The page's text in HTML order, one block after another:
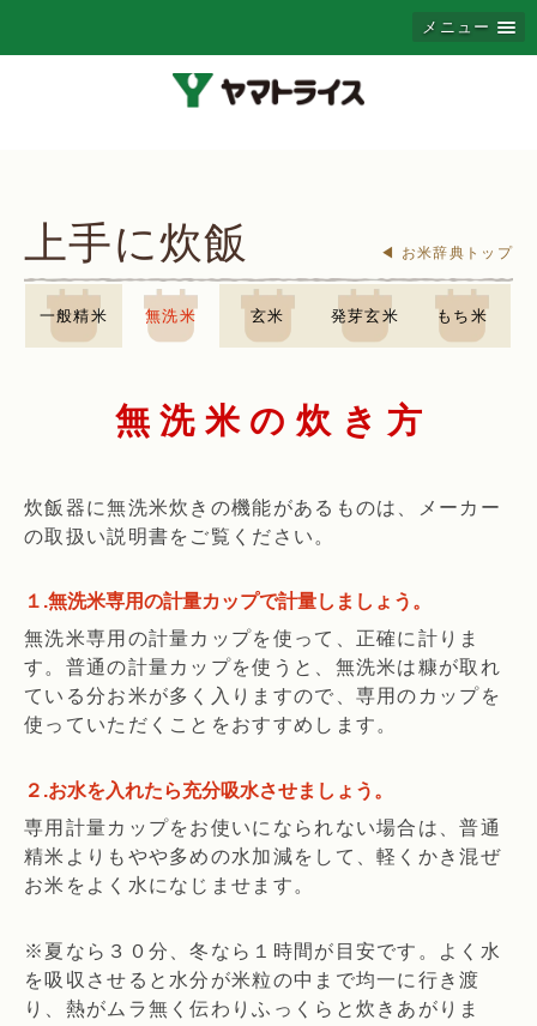
メニュー
上手に炊飯 ◀ お米辞典トップ
一般精米 無洗米 玄米 発芽玄米 もち米
無洗米の炊き方
炊飯器に無洗米炊きの機能があるものは、メーカー
の取扱い説明書をご覧ください。
１.無洗米専用の計量カップで計量しましょう。
無洗米専用の計量カップを使って、正確に計りま
す。普通の計量カップを使うと、無洗米は糠が取れ
ている分お米が多く入りますので、専用のカップを
使っていただくことをおすすめします。
２.お水を入れたら充分吸水させましょう。
専用計量カップをお使いになられない場合は、普通
精米よりもやや多めの水加減をして、軽くかき混ぜ
お米をよく水になじませます。
※夏なら３０分、冬なら１時間が目安です。よく水
を吸収させると水分が米粒の中まで均一に行き渡
り、熱がムラ無く伝わりふっくらと炊きあがりま